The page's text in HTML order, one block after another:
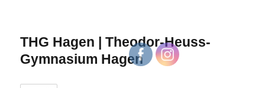
THG Hagen | Theodor-Heuss-
Gymnasium Hagen